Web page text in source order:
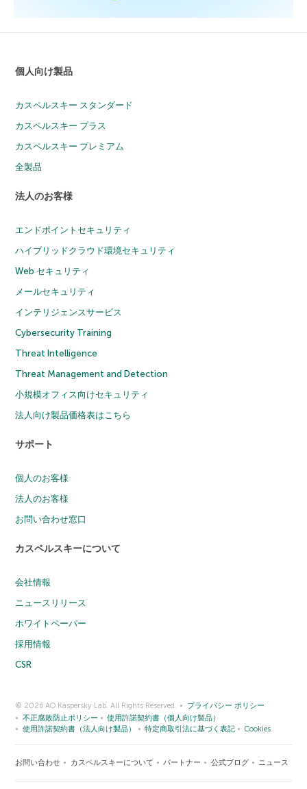
個人向け製品
カスペルスキー スタンダード
カスペルスキー プラス
カスペルスキー プレミアム
全製品
法人のお客様
エンドポイントセキュリティ
ハイブリッドクラウド環境セキュリティ
Web セキュリティ
メールセキュリティ
インテリジェンスサービス
Cybersecurity Training
Threat Intelligence
Threat Management and Detection
小規模オフィス向けセキュリティ
法人向け製品価格表はこちら
サポート
個人のお客様
法人のお客様
お問い合わせ窓口
カスペルスキーについて
会社情報
ニュースリリース
ホワイトペーパー
採用情報
CSR
© 2026 AO Kaspersky Lab. All Rights Reserved.
プライバシー ポリシー
不正腐敗防止ポリシー
使用許諾契約書（個人向け製品）
使用許諾契約書（法人向け製品）
特定商取引法に基づく表記 Cookies
お問い合わせ カスペルスキーについて パートナー 公式ブログ ニュース